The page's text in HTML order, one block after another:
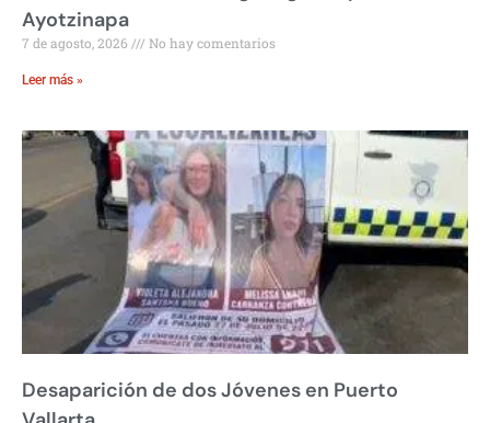
Ayotzinapa
7 de agosto, 2026 No hay comentarios
Leer más »
Desaparición de dos Jóvenes en Puerto